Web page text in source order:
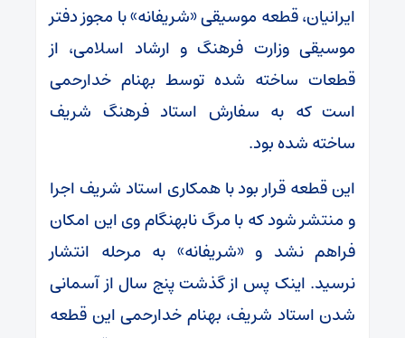
ایرانیان، قطعه موسیقی «شریفانه» با مجوز دفتر
موسیقی وزارت فرهنگ و ارشاد اسلامی، از
قطعات ساخته شده توسط بهنام خدارحمی
است که به سفارش استاد فرهنگ شریف
ساخته شده بود.
این قطعه قرار بود با همکاری استاد شریف اجرا
و منتشر شود که با مرگ نابهنگام وی این امکان
فراهم نشد و «شریفانه» به مرحله انتشار
نرسید. اینک پس از گذشت پنج سال از آسمانی
شدن استاد شریف، بهنام خدارحمی این قطعه